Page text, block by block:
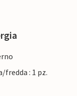
fredda : 1 pz.